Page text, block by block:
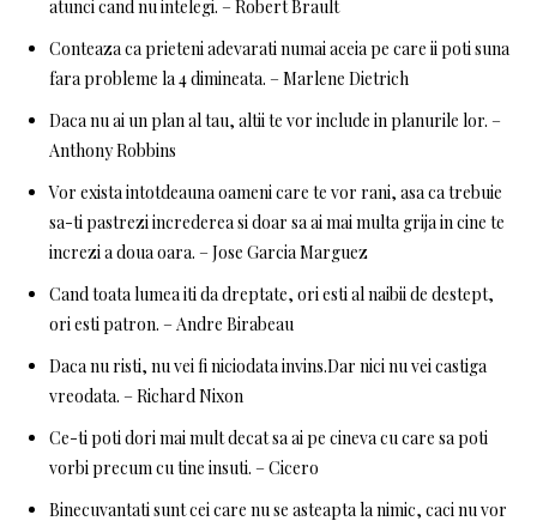
atunci cand nu intelegi. – Robert Brault
Conteaza ca prieteni adevarati numai aceia pe care ii poti suna
fara probleme la 4 dimineata. – Marlene Dietrich
Daca nu ai un plan al tau, altii te vor include in planurile lor. –
Anthony Robbins
Vor exista intotdeauna oameni care te vor rani, asa ca trebuie
sa-ti pastrezi increderea si doar sa ai mai multa grija in cine te
increzi a doua oara. – Jose Garcia Marguez
Cand toata lumea iti da dreptate, ori esti al naibii de destept,
ori esti patron. – Andre Birabeau
Daca nu risti, nu vei fi niciodata invins.Dar nici nu vei castiga
vreodata. – Richard Nixon
Ce-ti poti dori mai mult decat sa ai pe cineva cu care sa poti
vorbi precum cu tine insuti. – Cicero
Binecuvantati sunt cei care nu se asteapta la nimic, caci nu vor